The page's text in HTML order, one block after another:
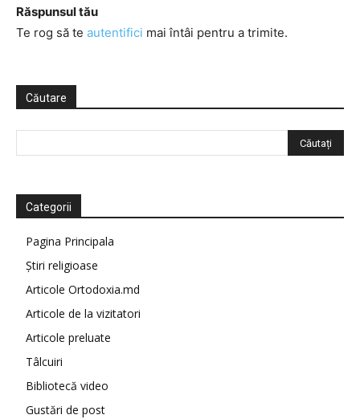
Răspunsul tău
Te rog să te autentifici mai întâi pentru a trimite.
Căutare
Categorii
Pagina Principala
Știri religioase
Articole Ortodoxia.md
Articole de la vizitatori
Articole preluate
Tâlcuiri
Bibliotecă video
Gustări de post